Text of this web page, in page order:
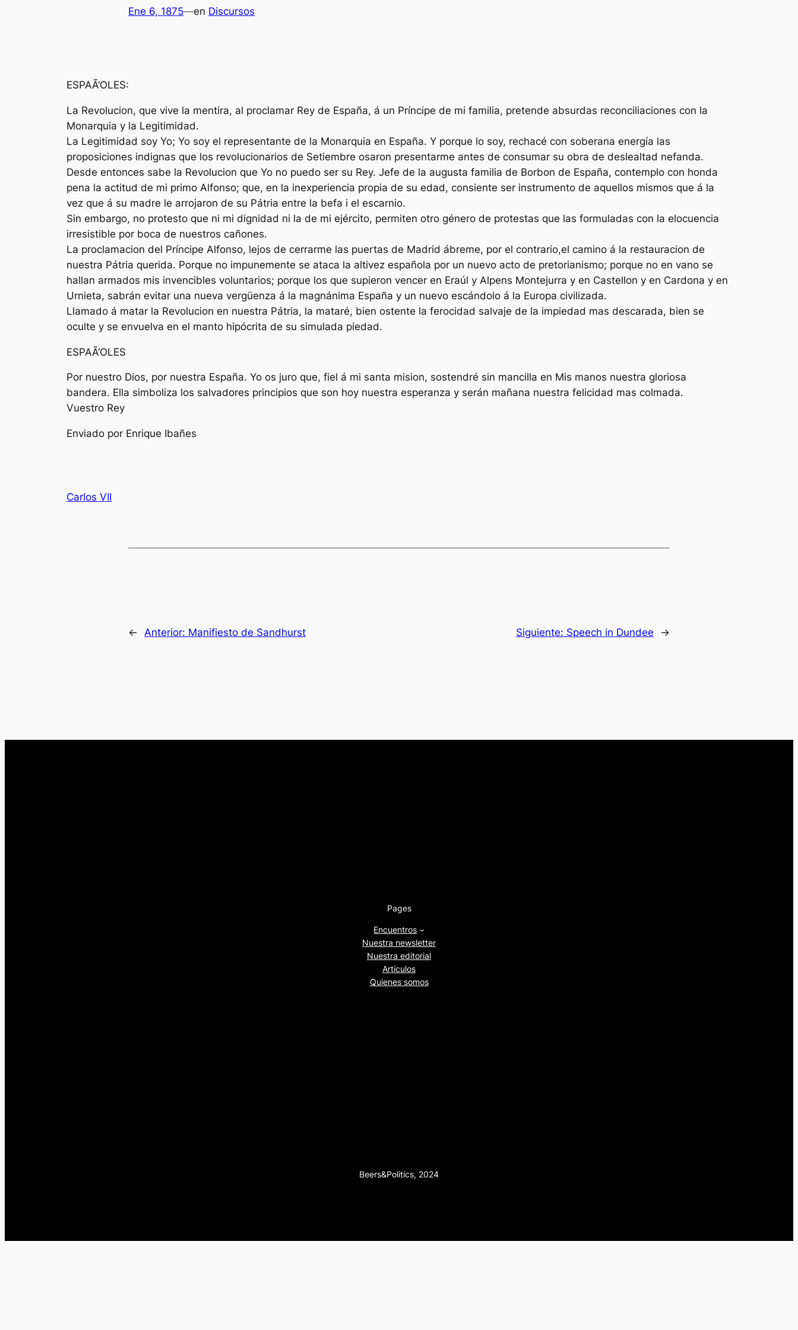
Ene 6, 1875—en Discursos
ESPAÃ‘OLES:
La Revolucion, que vive la mentira, al proclamar Rey de España, á un Príncipe de mi familia, pretende absurdas reconciliaciones con la
Monarquia y la Legitimidad.
La Legitimidad soy Yo; Yo soy el representante de la Monarquia en España. Y porque lo soy, rechacé con soberana energía las
proposiciones indignas que los revolucionarios de Setiembre osaron presentarme antes de consumar su obra de deslealtad nefanda.
Desde entonces sabe la Revolucion que Yo no puedo ser su Rey. Jefe de la augusta familia de Borbon de España, contemplo con honda
pena la actitud de mi primo Alfonso; que, en la inexperiencia propia de su edad, consiente ser instrumento de aquellos mismos que á la
vez que á su madre le arrojaron de su Pátria entre la befa i el escarnio.
Sin embargo, no protesto que ni mi dignidad ni la de mi ejército, permiten otro género de protestas que las formuladas con la elocuencia
irresistible por boca de nuestros cañones.
La proclamacion del Príncipe Alfonso, lejos de cerrarme las puertas de Madrid ábreme, por el contrario,el camino á la restauracion de
nuestra Pátria querida. Porque no impunemente se ataca la altivez española por un nuevo acto de pretorianismo; porque no en vano se
hallan armados mis invencibles voluntarios; porque los que supieron vencer en Eraúl y Alpens Montejurra y en Castellon y en Cardona y en
Urnieta, sabrán evitar una nueva vergüenza á la magnánima España y un nuevo escándolo á la Europa civilizada.
Llamado á matar la Revolucion en nuestra Pátria, la mataré, bien ostente la ferocidad salvaje de la impiedad mas descarada, bien se
oculte y se envuelva en el manto hipócrita de su simulada piedad.
ESPAÃ‘OLES
Por nuestro Dios, por nuestra España. Yo os juro que, fiel á mi santa mision, sostendré sin mancilla en Mis manos nuestra gloriosa
bandera. Ella simboliza los salvadores principios que son hoy nuestra esperanza y serán mañana nuestra felicidad mas colmada.
Vuestro Rey
Enviado por Enrique Ibañes
Carlos VII
← Anterior: Manifiesto de Sandhurst Siguiente: Speech in Dundee →
Pages
Encuentros
Nuestra newsletter
Nuestra editorial
Artículos
Quienes somos
Beers&Politics, 2024